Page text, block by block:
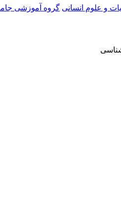
و علوم انسانی گروه آموزشی